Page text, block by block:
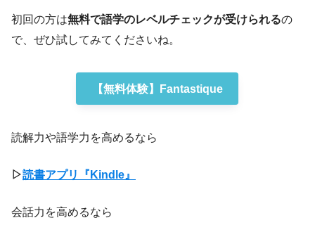
初回の方は無料で語学のレベルチェックが受けられるの
で、ぜひ試してみてくださいね。
【無料体験】Fantastique
読解力や語学力を高めるなら
▷読書アプリ『Kindle』
会話力を高めるなら